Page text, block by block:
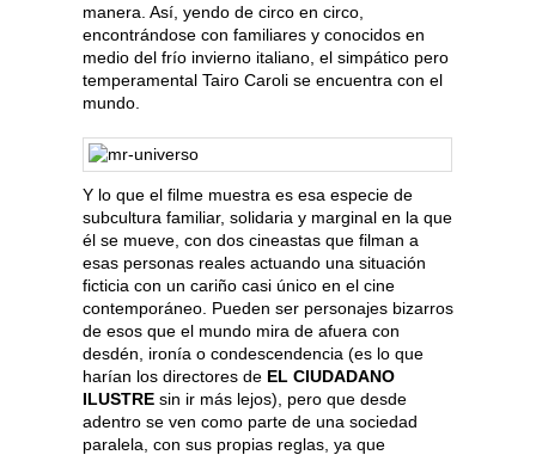
manera. Así, yendo de circo en circo,
encontrándose con familiares y conocidos en
medio del frío invierno italiano, el simpático pero
temperamental Tairo Caroli se encuentra con el
mundo.
Y lo que el filme muestra es esa especie de
subcultura familiar, solidaria y marginal en la que
él se mueve, con dos cineastas que filman a
esas personas reales actuando una situación
ficticia con un cariño casi único en el cine
contemporáneo. Pueden ser personajes bizarros
de esos que el mundo mira de afuera con
desdén, ironía o condescendencia (es lo que
harían los directores de EL CIUDADANO
ILUSTRE sin ir más lejos), pero que desde
adentro se ven como parte de una sociedad
paralela, con sus propias reglas, ya que